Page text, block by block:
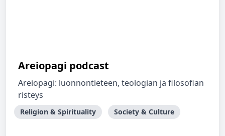
Areiopagi podcast
Areiopagi: luonnontieteen, teologian ja filosofian
risteys
Religion & Spirituality Society & Culture